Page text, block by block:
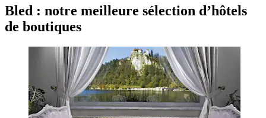
Bled : notre meilleure sélection d’hôtels
de boutiques